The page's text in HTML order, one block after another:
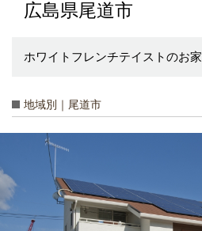
広島県尾道市
ホワイトフレンチテイストのお家
地域別｜尾道市